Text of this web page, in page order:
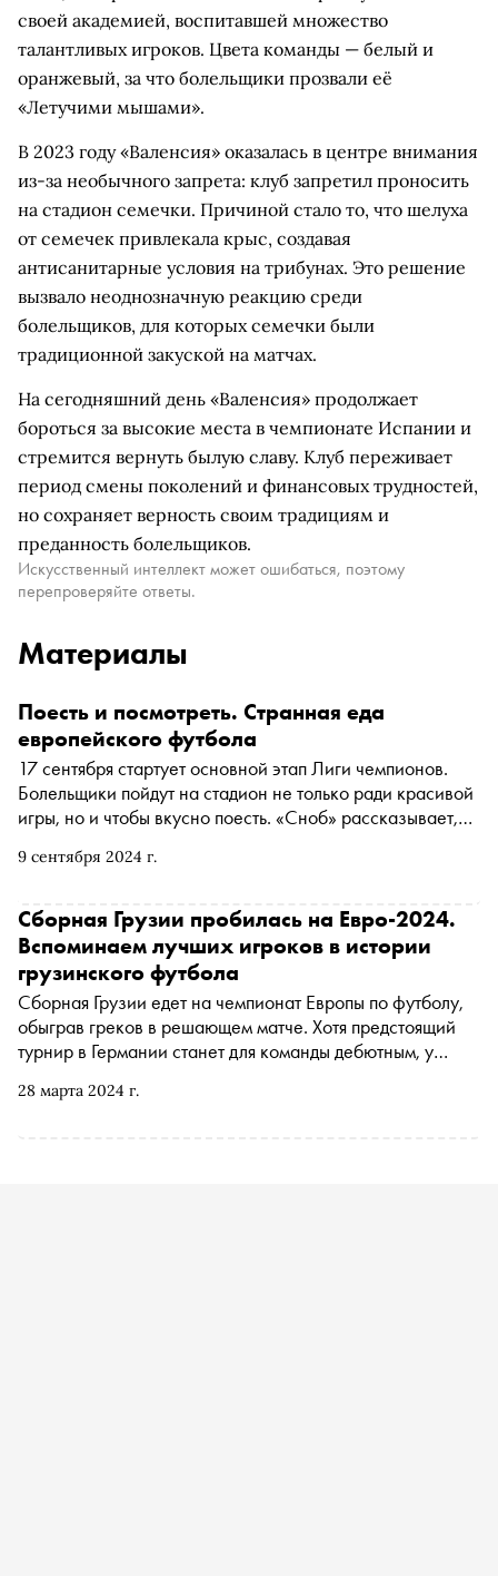
своей академией, воспитавшей множество
талантливых игроков. Цвета команды — белый и
оранжевый, за что болельщики прозвали её
«Летучими мышами».
В 2023 году «Валенсия» оказалась в центре внимания
из-за необычного запрета: клуб запретил проносить
на стадион семечки. Причиной стало то, что шелуха
от семечек привлекала крыс, создавая
антисанитарные условия на трибунах. Это решение
вызвало неоднозначную реакцию среди
болельщиков, для которых семечки были
традиционной закуской на матчах.
На сегодняшний день «Валенсия» продолжает
бороться за высокие места в чемпионате Испании и
стремится вернуть былую славу. Клуб переживает
период смены поколений и финансовых трудностей,
но сохраняет верность своим традициям и
преданность болельщиков.
Искусственный интеллект может ошибаться, поэтому
перепроверяйте ответы.
Материалы
9 сентября 2024 г.
Поесть и посмотреть. Странная еда
европейского футбола
17 сентября стартует основной этап Лиги чемпионов.
Болельщики пойдут на стадион не только ради красивой
игры, но и чтобы вкусно поесть. «Сноб» рассказывает,
трибунах
28 марта 2024 г.
Сборная Грузии пробилась на Евро-2024.
Вспоминаем лучших игроков в истории
грузинского футбола
Сборная Грузии едет на чемпионат Европы по футболу,
обыграв греков в решающем матче. Хотя предстоящий
турнир в Германии станет для команды дебютным, у
рассказывает о самых известных грузинских игроках: